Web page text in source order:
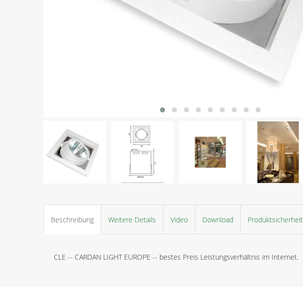
Beschreibung Weitere Details Video Download Produktsicherheit
CLE -- CARDAN LIGHT EUROPE -- bestes Preis Leistungsverhältnis im Internet.